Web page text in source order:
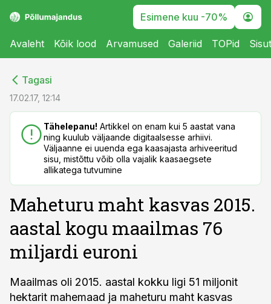
Esimene kuu -70%
Avaleht Kõik lood Arvamused Galeriid TOPid
Tagasi
17.02.17, 12:14
Tähelepanu! Artikkel on enam kui 5 aastat vana
ning kuulub väljaande digitaalsesse arhiivi.
Väljaanne ei uuenda ega kaasajasta arhiveeritud
sisu, mistõttu võib olla vajalik kaasaegsete
allikatega tutvumine
Maheturu maht kasvas 2015.
aastal kogu maailmas 76
miljardi euroni
Maailmas oli 2015. aastal kokku ligi 51 miljonit
hektarit mahemaad ja maheturu maht kasvas